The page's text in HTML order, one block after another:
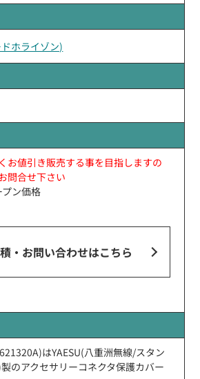
ホライゾン)
お値引き販売する事を目指しますの
問合せ下さい
プン価格
・お問い合わせはこちら
はYAESU(八重洲無線/スタン
のアクセサリーコネクタ保護カバー